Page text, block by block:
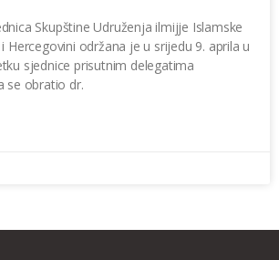
Skupštine Udruženja ilmijje Islamske
Hercegovini održana je u srijedu 9. aprila u
sjednice prisutnim delegatima
se obratio dr.